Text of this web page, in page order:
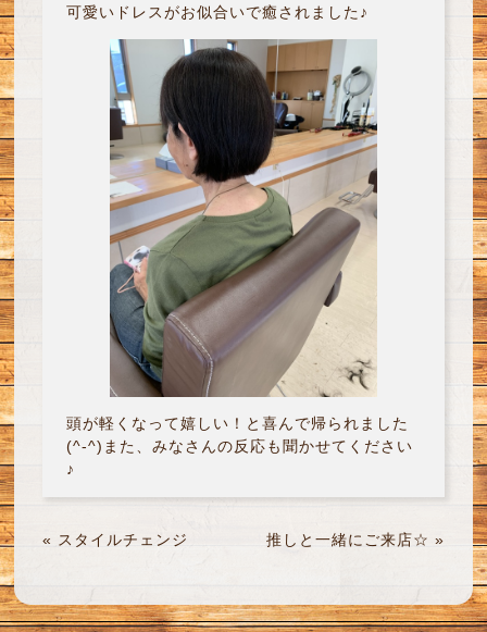
可愛いドレスがお似合いで癒されました♪
頭が軽くなって嬉しい！と喜んで帰られました
(^-^)また、みなさんの反応も聞かせてください
♪
« スタイルチェンジ 推しと一緒にご来店☆ »